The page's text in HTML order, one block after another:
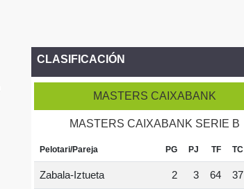
CLASIFICACIÓN
MASTERS CAIXABANK
MASTERS CAIXABANK SERIE B
Pelotari/Pareja PG PJ TF TC
Zabala-Iztueta 2 3 64 37